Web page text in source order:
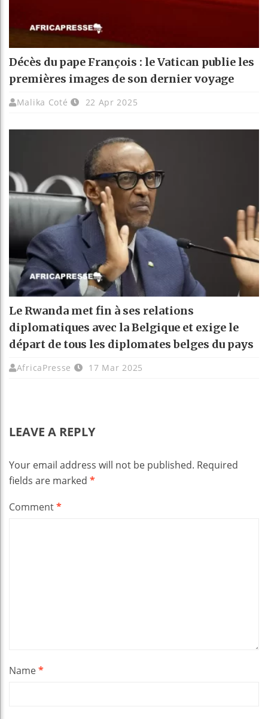
Décès du pape François : le Vatican publie les
premières images de son dernier voyage
Malika Coté 22 Apr 2025
Le Rwanda met fin à ses relations
diplomatiques avec la Belgique et exige le
départ de tous les diplomates belges du pays
AfricaPresse 17 Mar 2025
LEAVE A REPLY
Your email address will not be published. Required
fields are marked *
Comment*
Name*